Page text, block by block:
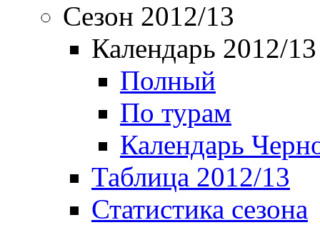
Сезон 2012/13
Календарь 2012/13
Полный
По турам
Календарь
Таблица 2012/13
Статистика сезона